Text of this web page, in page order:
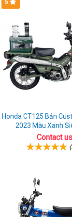
CB350
Pro
hot
trên
thị
trường
5
Honda CT125 Bản
2023 Màu Xanh
Contact us